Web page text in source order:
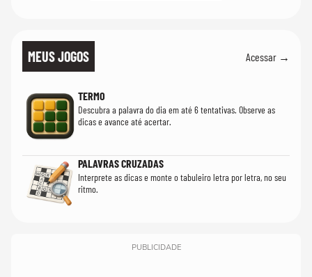
MEUS JOGOS Acessar →
TERMO
Descubra a palavra do dia em até 6 tentativas. Observe as
dicas e avance até acertar.
PALAVRAS CRUZADAS
Interprete as dicas e monte o tabuleiro letra por letra, no seu
ritmo.
PUBLICIDADE